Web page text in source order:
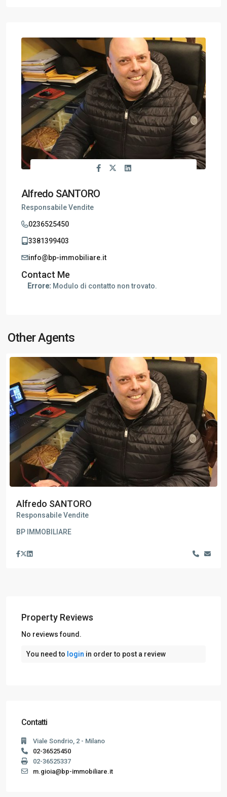
Alfredo SANTORO
Responsabile Vendite
0236525450
3381399403
info@bp-immobiliare.it
Contact Me
Errore: Modulo di contatto non trovato.
Other Agents
Alfredo SANTORO
Responsabile Vendite
BP IMMOBILIARE
Property Reviews
No reviews found.
You need to login in order to post a review
Contatti
Viale Sondrio, 2 - Milano
02-36525450
02-36525337
m.gioia@bp-immobiliare.it